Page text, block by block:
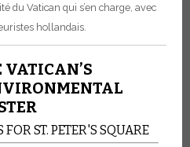
du Vatican qui s’en charge, avec
hollandais.
VATICAN’S
FOR ST. PETER'S SQUARE